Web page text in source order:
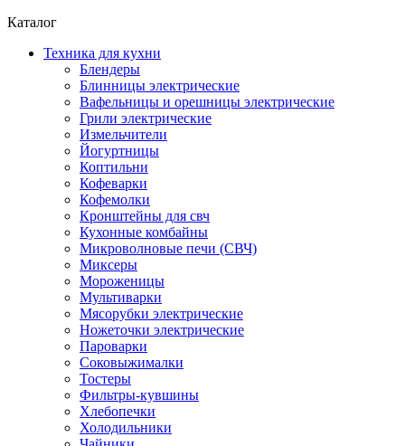
Каталог
Техника для кухни
Блендеры
Блинницы электрические
Вафельницы и орешницы электрические
Грили электрические
Измельчители
Йогуртницы
Коптильни
Кофеварки
Кофемолки
Кронштейны для свч
Кухонные комбайны
Микроволновые печи (СВЧ)
Миксеры
Мороженицы
Мультиварки
Мясорубки электрические
Ножеточки электрические
Пароварки
Соковыжималки
Тостеры
Фильтры-кувшины
Хлебопечки
Холодильники